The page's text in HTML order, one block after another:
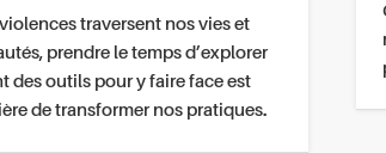
traversent nos vies et
prendre le temps d’explorer
des outils pour y faire face est
de transformer nos pratiques.